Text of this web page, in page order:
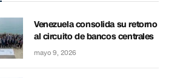
Venezuela consolida su retorno
al circuito de bancos centrales
mayo 9, 2026